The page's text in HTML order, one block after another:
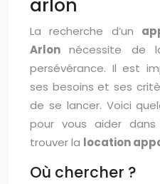
arlon
La recherche d’un
Arlonnécessite de
persévérance. Il est
ses besoins et ses
de se lancer. Voici
pour vous aider
trouver la location
Où chercher ?